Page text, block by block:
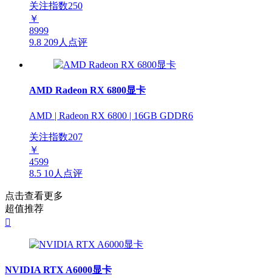
关注指数250
￥
8999
9.8 209人点评
AMD Radeon RX 6800显卡
AMD | Radeon RX 6800 | 16GB GDDR6
关注指数207
￥
4599
8.5 10人点评
点击查看更多
超值推荐

NVIDIA RTX A6000显卡